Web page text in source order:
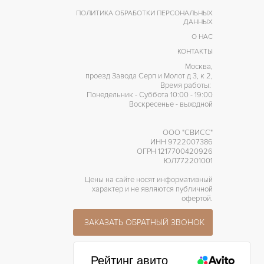
ПОЛИТИКА ОБРАБОТКИ ПЕРСОНАЛЬНЫХ
ДАННЫХ
О НАС
КОНТАКТЫ
Москва,
проезд Завода Серп и Молот д 3, к 2,
Время работы:
Понедельник - Суббота 10:00 - 19:00
Воскресенье - выходной
ООО "СВИСС"
ИНН 9722007386
ОГРН 1217700420926
ЮЛ772201001
Цены на сайте носят информативный
характер и не являются публичной
офертой.
ЗАКАЗАТЬ ОБРАТНЫЙ ЗВОНОК
Рейтинг авито